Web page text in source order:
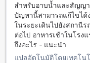
ห้องพักที่โรงแรมมรกต
โรงแรมมรกต ให้บริการ
ต้องการของผู้เข้าพักทุกค
เมตร พร้อมเตียงขนาดคิ
ผ่อนที่หรูหราและสะดวก
สำหรับอาบน้ำและสัญญ
ปัญหานี้สามารถแก้ไขได้
ในระยะเดินไปยังสถานี
ต่อไป อาหารเช้าในโรง
ถึงอะไร - แนะนำ
แปลอัตโนมัติโดยเทคโน